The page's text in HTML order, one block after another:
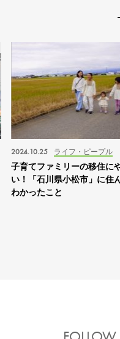
ライフ・ピープル
2024.10.25
子育てファミリーの移住に
い！「石川県小松市」に住
わかったこと